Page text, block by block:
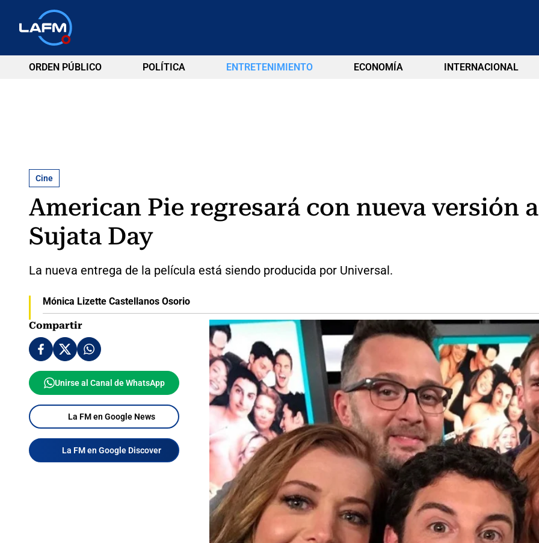
ORDEN PÚBLICO POLÍTICA ENTRETENIMIENTO ECONOMÍA INTERNACIONAL
Cine
American Pie regresará con nueva versión
Sujata Day
La nueva entrega de la película está siendo producida por Universal.
Mónica Lizette Castellanos Osorio
Compartir
Unirse al Canal de WhatsApp
La FM en Google News
La FM en Google Discover